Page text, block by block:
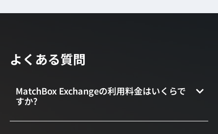
よくある質問
MatchBox Exchangeの利用料金はいくらで
すか?